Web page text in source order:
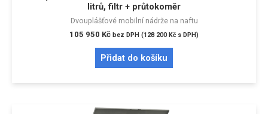
litrů, filtr + průtokoměr
Dvouplášťové mobilní nádrže na naftu
105 950 Kč bez DPH (128 200 Kč s DPH)
Přidat do košíku